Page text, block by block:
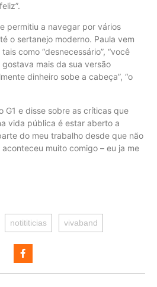
permitiu a navegar por vários
o sertanejo moderno. Paula vem
como “desnecessário”, “você
gostava mais da sua versão
dinheiro sobe a cabeça”, “o
G1 e disse sobre as críticas que
vida pública é estar aberto a
do meu trabalho desde que não
muito comigo – eu ja me
notititicias vivaband